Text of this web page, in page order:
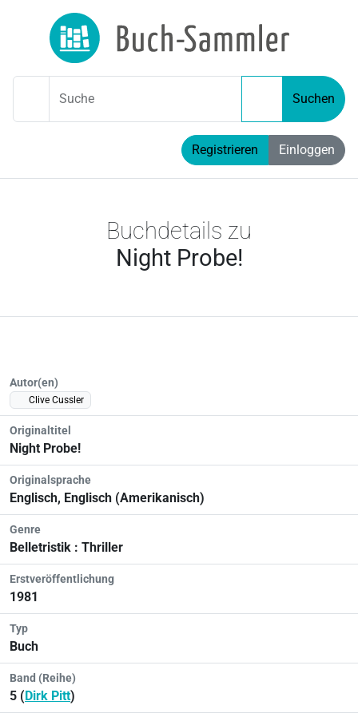
Suche Suchen
Registrieren Einloggen
Buchdetails zu
Night Probe!
Autor(en)
Clive Cussler
Originaltitel
Night Probe!
Originalsprache
Englisch, Englisch (Amerikanisch)
Genre
Belletristik : Thriller
Erstveröffentlichung
1981
Typ
Buch
Band (Reihe)
5 (Dirk Pitt)